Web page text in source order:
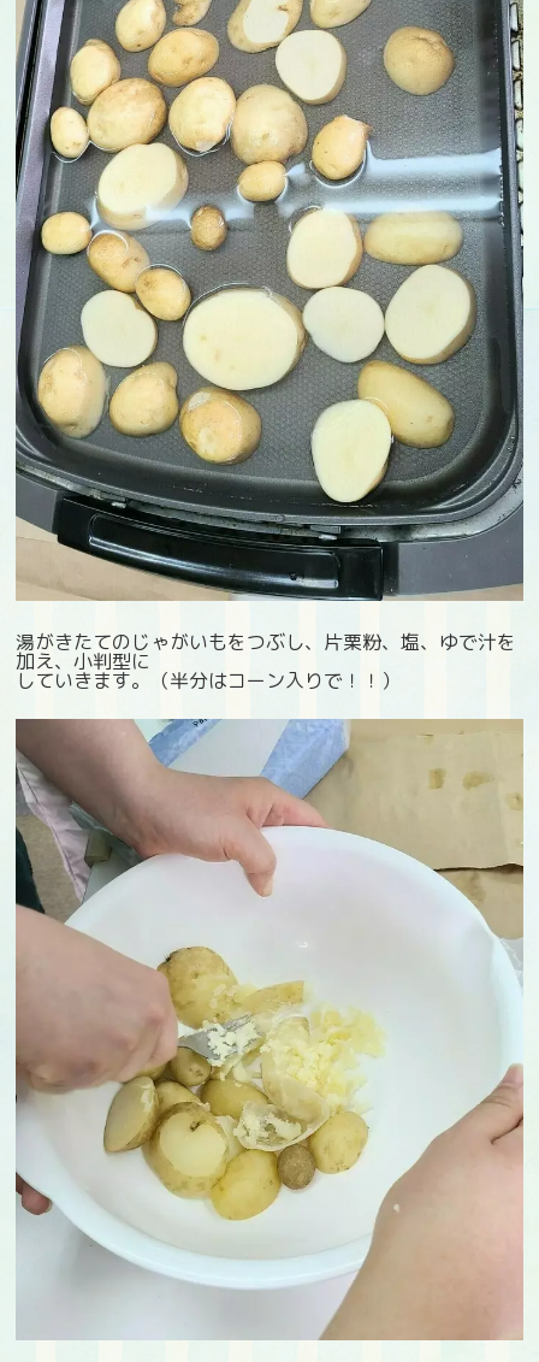
湯がきたてのじゃがいもをつぶし、片栗粉、塩、ゆで汁を
加え、小判型に
していきます。（半分はコーン入りで！！）